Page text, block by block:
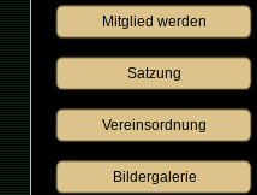
Mitglied werden
Satzung
Vereinsordnung
Bildergalerie